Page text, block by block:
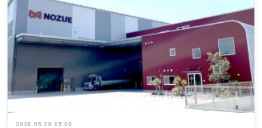
2026.05.29 05:00